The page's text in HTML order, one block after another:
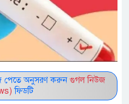
পেতে অনুসরণ করুন গুগল নিউজ
ফিডটি